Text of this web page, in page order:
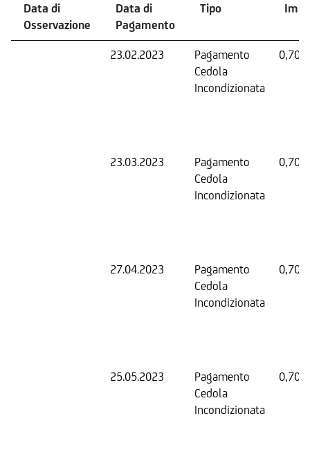
Data di
Osservazione
Data di
Pagamento
Tipo
23.02.2023
Pagamento
Cedola
Incondizionata
0,70
23.03.2023
Pagamento
Cedola
Incondizionata
0,70
27.04.2023
Pagamento
Cedola
Incondizionata
0,70
25.05.2023
Pagamento
Cedola
Incondizionata
0,70